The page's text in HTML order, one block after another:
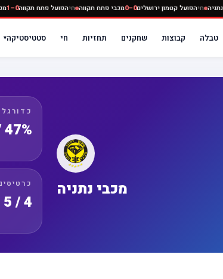
0–0 מכבי נתניה חיהפועל קטמון ירושלים0–0 מכבי פתח תקווה חיהפועל פתח
טבלה קבוצות שחקנים תחזיות חי סטטיסטיקה▾
מכבי נתניה
47% / 53%
4 / 5